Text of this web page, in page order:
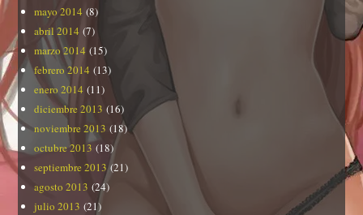
mayo 2014 (8)
abril 2014 (7)
marzo 2014 (15)
febrero 2014 (13)
enero 2014 (11)
diciembre 2013 (16)
noviembre 2013 (18)
octubre 2013 (18)
septiembre 2013(21)
agosto 2013 (24)
julio 2013 (21)